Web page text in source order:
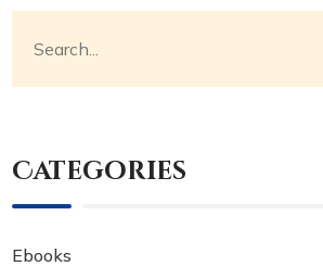
Categories
Ebooks